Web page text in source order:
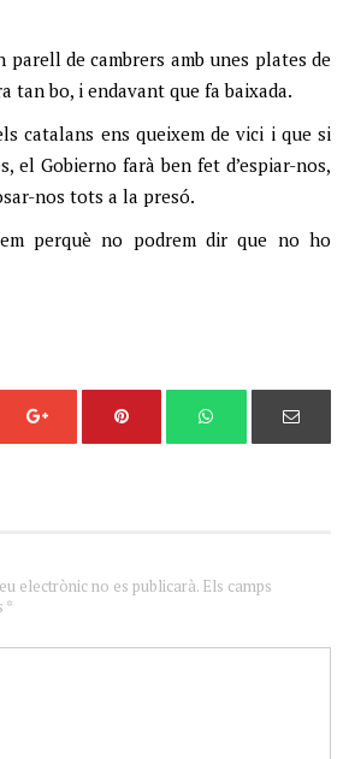
parell de cambrers amb unes plates de
tan bo, i endavant que fa baixada.
catalans ens queixem de vici i que si
el Gobierno farà ben fet d’espiar-nos,
nos tots a la presó.
perquè no podrem dir que no ho
electrònic no es publicarà. Els camps
*